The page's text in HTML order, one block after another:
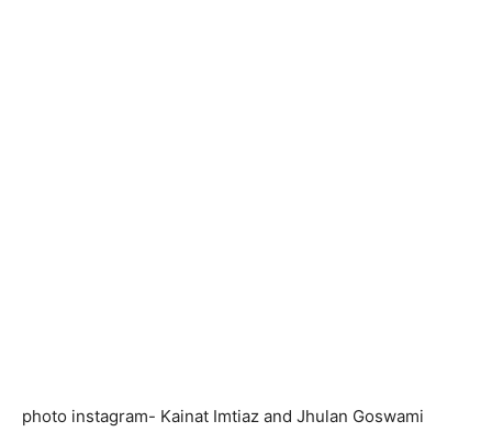
photo instagram- Kainat Imtiaz and Jhulan Goswami